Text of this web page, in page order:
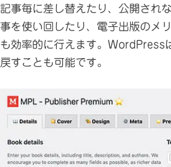
記事毎に差し替えたり、公開され
事を使い回したり、電子出版のメ
も効率的に行えます。WordPress
戻すことも可能です。